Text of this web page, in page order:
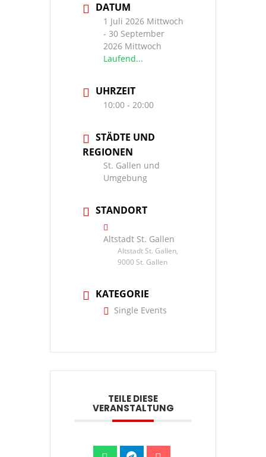
DATUM
1 Juli 2026 Mittwoch
- 30 September
2026 Mittwoch
Laufend...
UHRZEIT
10:00 - 20:00
STÄDTE UND
REGIONEN
St. Gallen und
Umgebung
STANDORT
Altstadt St. Gallen
Altstadt St. Gallen,
9000 St. Gallen
KATEGORIE
Single Events
TEILE DIESE
VERANSTALTUNG